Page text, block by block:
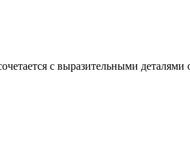
с выразительными